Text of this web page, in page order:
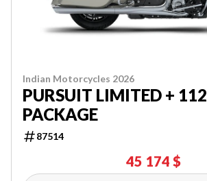
Indian Motorcycles 2026
PURSUIT LIMITED + 112
PACKAGE
87514
45 174 $